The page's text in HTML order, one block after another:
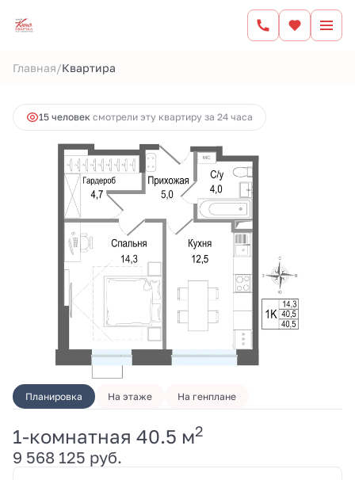
Главная/Квартира
Ипотекаот 39 670 руб.
15 человек смотрели эту квартиру за 24 часа
Планировка На этаже На генплане
1-комнатная 40.5 м2
9 568 125 руб.
Первый взнос от 20% и
платежи 100 000 руб./
мес. до 20.03.2028.